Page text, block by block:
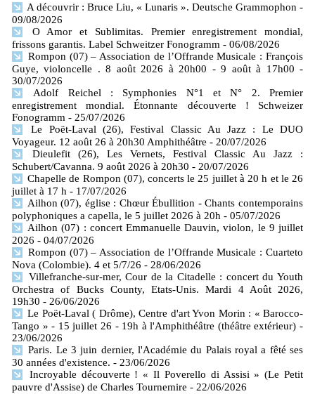
A découvrir : Bruce Liu, « Lunaris ». Deutsche Grammophon -
09/08/2026
O Amor et Sublimitas. Premier enregistrement mondial,
frissons garantis. Label Schweitzer Fonogramm - 06/08/2026
Rompon (07) – Association de l’Offrande Musicale : François
Guye, violoncelle . 8 août 2026 à 20h00 - 9 août à 17h00 -
30/07/2026
Adolf Reichel : Symphonies N°1 et N° 2. Premier
enregistrement mondial. Étonnante découverte ! Schweizer
Fonogramm - 25/07/2026
Le Poët-Laval (26), Festival Classic Au Jazz : Le DUO
Voyageur. 12 août 26 à 20h30 Amphithéâtre - 20/07/2026
Dieulefit (26), Les Vernets, Festival Classic Au Jazz :
Schubert/Cavanna. 9 août 2026 à 20h30 - 20/07/2026
Chapelle de Rompon (07), concerts le 25 juillet à 20 h et le 26
juillet à 17 h - 17/07/2026
Ailhon (07), église : Chœur Ébullition - Chants contemporains
polyphoniques a capella, le 5 juillet 2026 à 20h - 05/07/2026
Ailhon (07) : concert Emmanuelle Dauvin, violon, le 9 juillet
2026 - 04/07/2026
Rompon (07) – Association de l’Offrande Musicale : Cuarteto
Nova (Colombie). 4 et 5/7/26 - 28/06/2026
Villefranche-sur-mer, Cour de la Citadelle : concert du Youth
Orchestra of Bucks County, Etats-Unis. Mardi 4 Août 2026,
19h30 - 26/06/2026
Le Poët-Laval ( Drôme), Centre d'art Yvon Morin : « Barocco-
Tango » - 15 juillet 26 - 19h à l'Amphithéâtre (théâtre extérieur) -
23/06/2026
Paris. Le 3 juin dernier, l'Académie du Palais royal a fêté ses
30 années d'existence. - 23/06/2026
Incroyable découverte ! « Il Poverello di Assisi » (Le Petit
pauvre d'Assise) de Charles Tournemire - 22/06/2026